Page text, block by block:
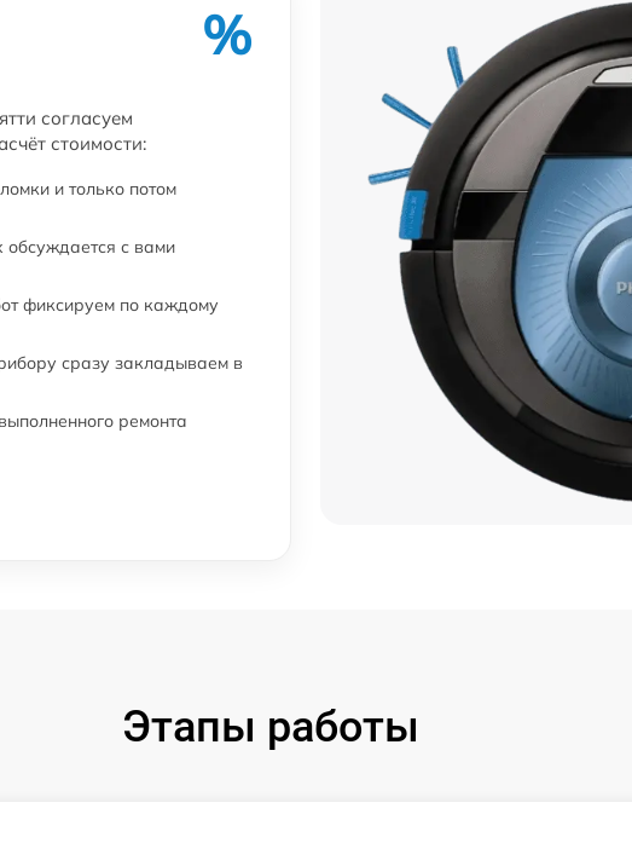
%
согласуем
стоимости:
и только потом
обсуждается с вами
фиксируем по каждому
сразу закладываем в
ремонта
Этапы работы